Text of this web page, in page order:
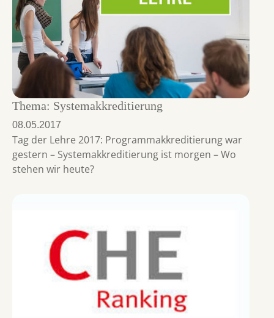
Thema: Systemakkreditierung
08.05.2017
Tag der Lehre 2017: Programmakkreditierung war
gestern – Systemakkreditierung ist morgen – Wo
stehen wir heute?